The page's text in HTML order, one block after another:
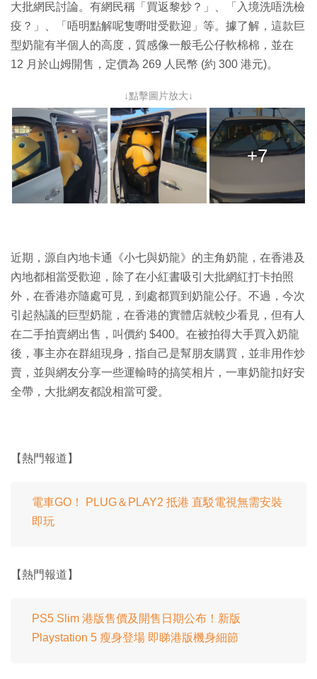
大批網民討論。有網民稱「買返黎炒？」、「入境洗唔洗檢
疫？」、「唔明點解呢隻嘢咁受歡迎」等。據了解，這款巨
型奶龍有半個人的高度，質感像一般毛公仔軟棉棉，並在
12 月於山姆開售，定價為 269 人民幣 (約 300 港元)。
↓點擊圖片放大↓
+7
近期，源自內地卡通《小七與奶龍》的主角奶龍，在香港及
內地都相當受歡迎，除了在小紅書吸引大批網紅打卡拍照
外，在香港亦隨處可見，到處都買到奶龍公仔。不過，今次
引起熱議的巨型奶龍，在香港的實體店就較少看見，但有人
在二手拍賣網出售，叫價約 $400。在被拍得大手買入奶龍
後，事主亦在群組現身，指自己是幫朋友購買，並非用作炒
賣，並與網友分享一些運輸時的搞笑相片，一車奶龍扣好安
全帶，大批網友都說相當可愛。
【熱門報道】
電車GO！ PLUG＆PLAY2 抵港 直駁電視無需安裝
即玩
【熱門報道】
PS5 Slim 港版售價及開售日期公布！新版
Playstation 5 瘦身登場 即睇港版機身細節